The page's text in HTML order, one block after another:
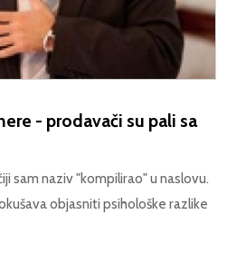
- prodavači su pali sa
sam naziv "kompilirao" u naslovu.
objasniti psihološke razlike